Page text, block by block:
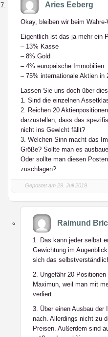
Aries Eeberg
Okay, bleiben wir beim
Eigentlich ist das ja mehr ein
– 13% Kasse
– 8% Gold
– 4% europäische Immobilien
– 75% internationale Aktien in
Lassen Sie uns doch über
1. Sind die einzelnen
2. Reichen 20
darzustellen, dass das
nicht ins Gewicht fällt?
3. Welchen Sinn macht das
Größe? Sollte man es
Oder sollte man diesen
zuschlagen?
Gepostet am 29. Juli 2019
Raimund
1. Das kann jeder selbst
Gewichtung im
sich das
2. Ungefähr 20
Maximun, weil man mit
verliert.
3. Über einen Ausbau der
nach. Allerdings nicht zu
Preisen. Außerdem sind